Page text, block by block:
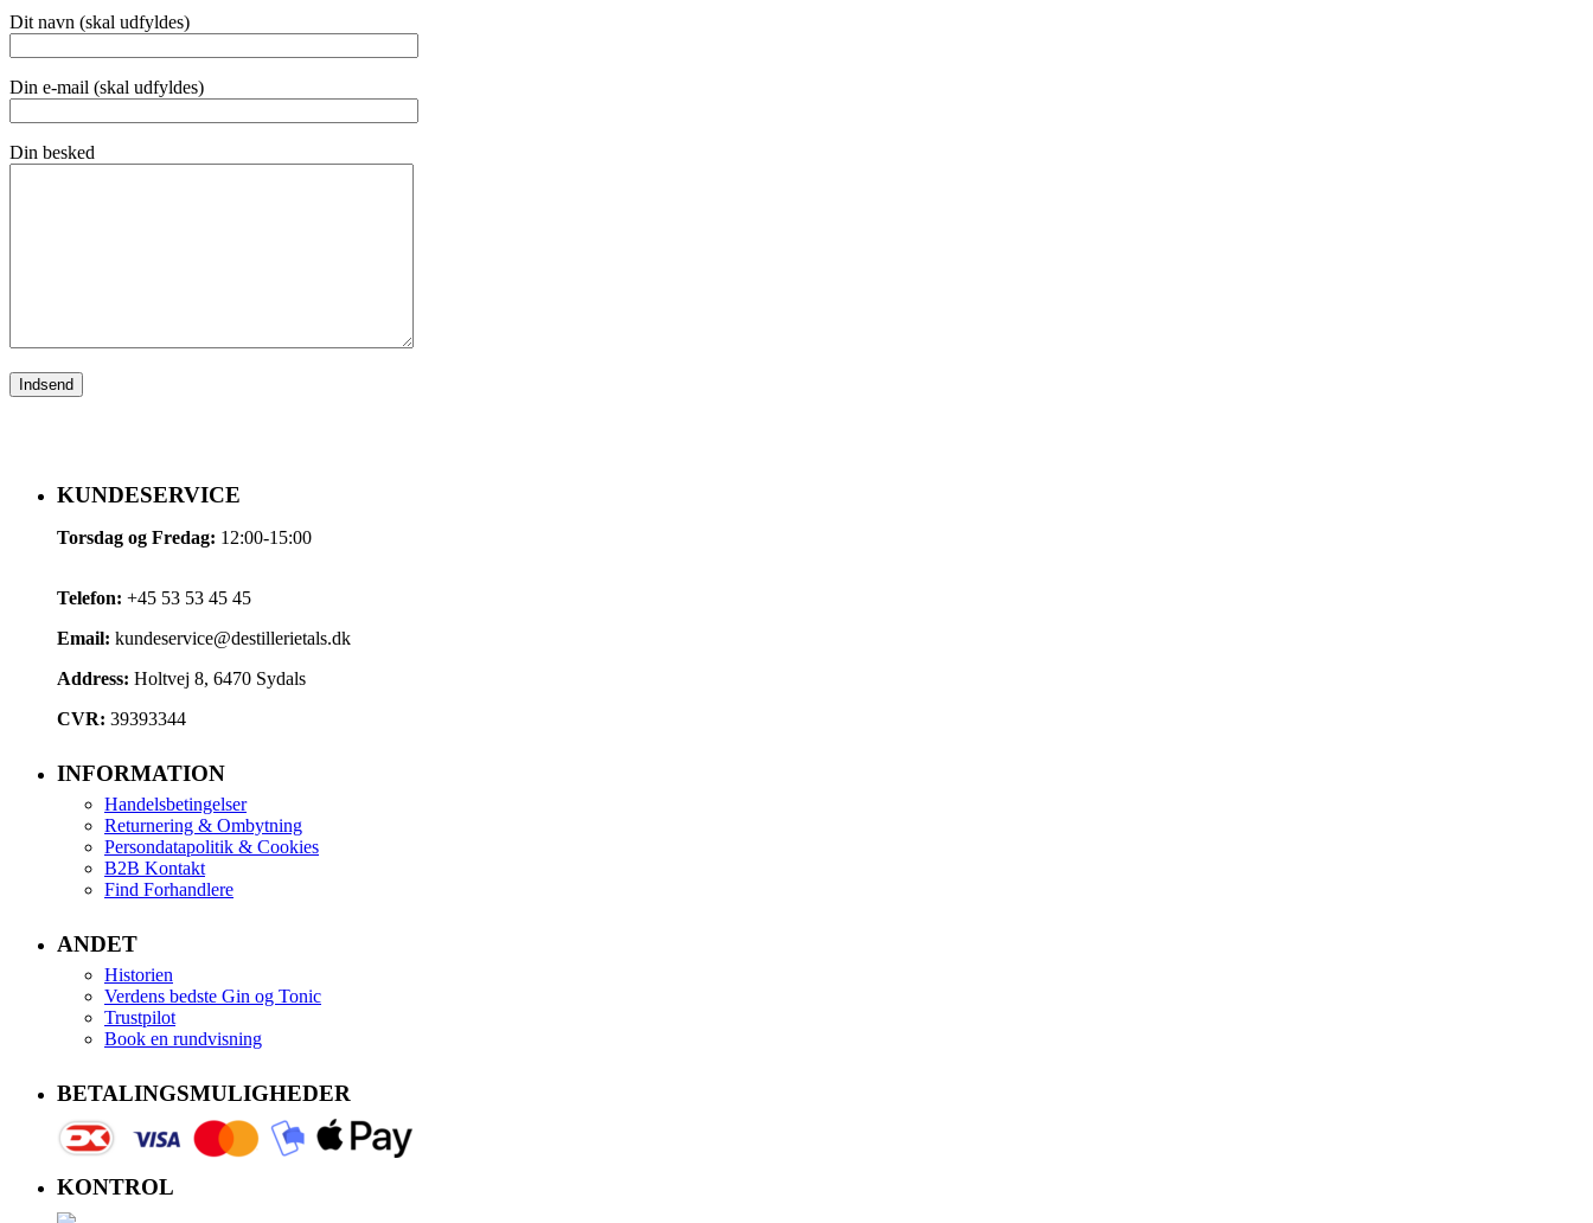
Dit navn (skal udfyldes)
Din e-mail (skal udfyldes)
Din besked
KUNDESERVICE
Torsdag og Fredag: 12:00-15:00
Telefon: +45 53 53 45 45
Email: kundeservice@destillerietals.dk
Address: Holtvej 8, 6470 Sydals
CVR: 39393344
INFORMATION
Handelsbetingelser
Returnering & Ombytning
Persondatapolitik & Cookies
B2B Kontakt
Find Forhandlere
ANDET
Historien
Verdens bedste Gin og Tonic
Trustpilot
Book en rundvisning
BETALINGSMULIGHEDER
KONTROL